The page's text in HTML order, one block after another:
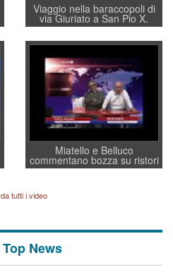
Viaggio nella baraccopoli di
via Giuriato a San Pio X.
Vicenza ai Vicentini: “faremo
un regalo di Natale ai
residenti”
Miatello e Belluco
commentano bozza su ristori
BPVi e Veneto Banca
tutti i video
News